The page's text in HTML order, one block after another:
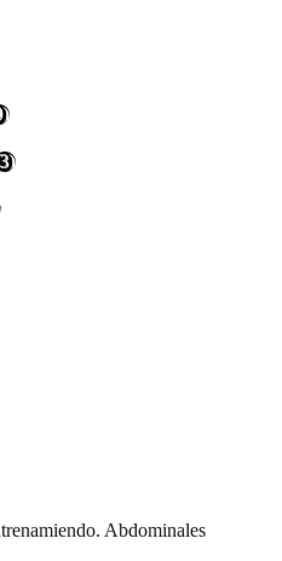
Abdominales